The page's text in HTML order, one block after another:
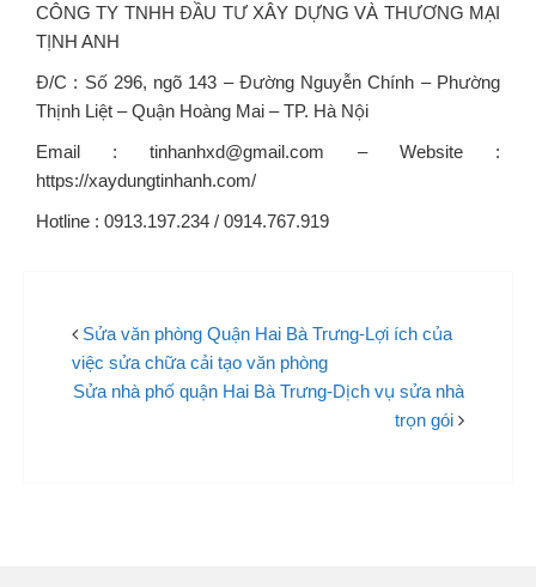
CÔNG TY TNHH ĐẦU TƯ XÂY DỰNG VÀ THƯƠNG MẠI
TỊNH ANH
Đ/C : Số 296, ngõ 143 – Đường Nguyễn Chính – Phường
Thịnh Liệt – Quận Hoàng Mai – TP. Hà Nội
Email : tinhanhxd@gmail.com – Website :
https://xaydungtinhanh.com/
Hotline : 0913.197.234 / 0914.767.919
Sửa văn phòng Quận Hai Bà Trưng-Lợi ích của
việc sửa chữa cải tạo văn phòng
Sửa nhà phố quận Hai Bà Trưng-Dịch vụ sửa nhà
trọn gói